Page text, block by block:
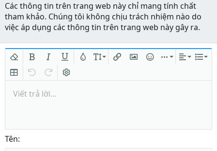
Các thông tin trên trang web này chỉ mang tính chất
tham khảo. Chúng tôi không chịu trách nhiệm nào do
việc áp dụng các thông tin trên trang web này gây ra.
Xóa định dạng
In đậmIn nghiêngGạch chân
Insert table
Quay lạiLàm lại
Viết trả lời...
Tên